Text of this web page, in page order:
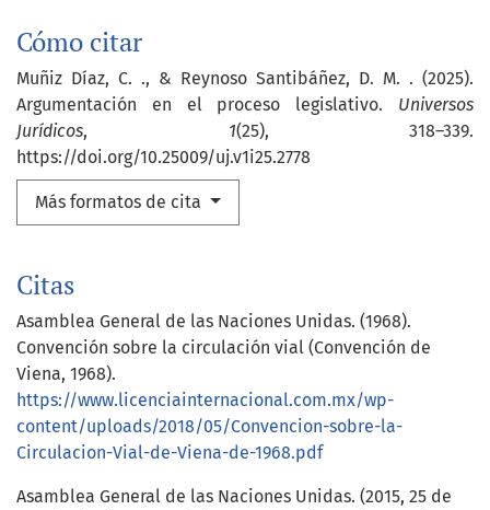
Cómo citar
Muñiz Díaz, C. ., & Reynoso Santibáñez, D. M. . (2025).
Argumentación en el proceso legislativo. Universos
Jurídicos, 1(25), 318–339.
https://doi.org/10.25009/uj.v1i25.2778
Más formatos de cita
Citas
Asamblea General de las Naciones Unidas. (1968).
Convención sobre la circulación vial (Convención de
Viena, 1968).
https://www.licenciainternacional.com.mx/wp-
content/uploads/2018/05/Convencion-sobre-la-
Circulacion-Vial-de-Viena-de-1968.pdf
Asamblea General de las Naciones Unidas. (2015, 25 de